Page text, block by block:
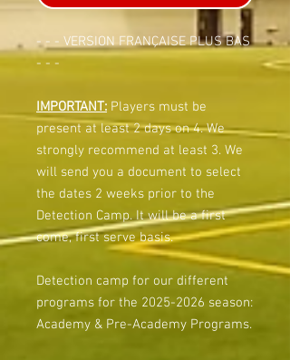
- - - VERSION FRANÇAISE PLUS BAS
- - -
IMPORTANT: Players must be
present at least 2 days on 4. We
strongly recommend at least 3. We
will send you a document to select
the dates 2 weeks prior to the
Detection Camp. It will be a first
come, first serve basis.
Detection camp for our different
programs for the 2025-2026 season:
Academy & Pre-Academy Programs.